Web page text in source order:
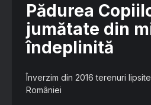
Pădurea
jumătate din
îndeplinită
Înverzim din 2016 terenuri
României